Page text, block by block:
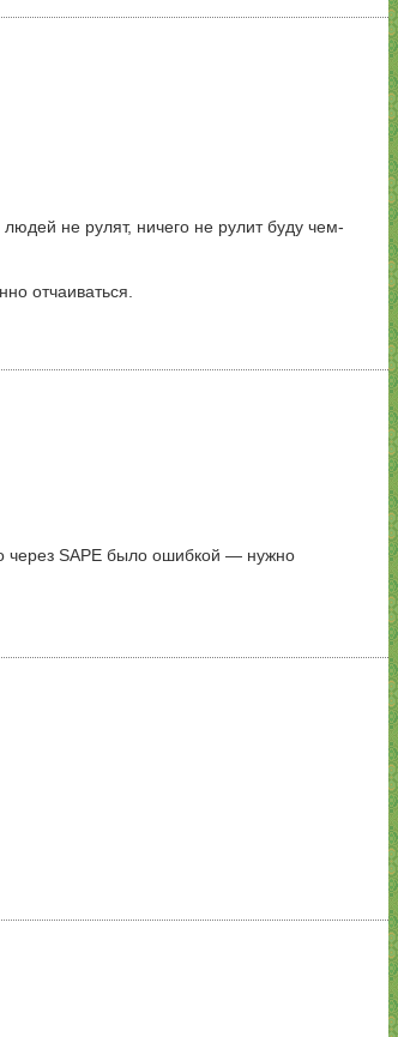
не рулят, ничего не рулит буду чем-
отчаиваться.
через SAPE было ошибкой — нужно